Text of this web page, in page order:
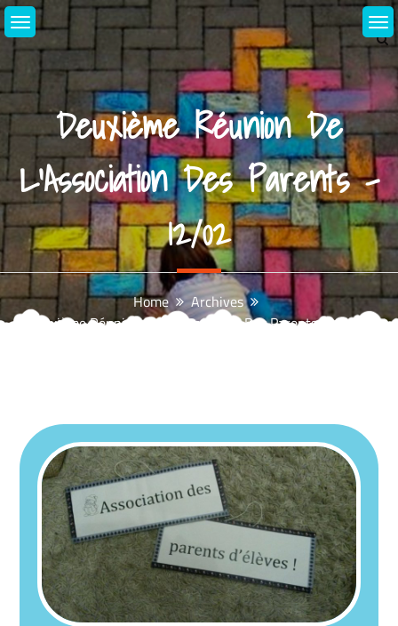
Skip
to
content
Deuxième Réunion De
L’Association Des Parents –
12/02
Home
Archives
Deuxième Réunion De L’Association Des Parents – 12/02